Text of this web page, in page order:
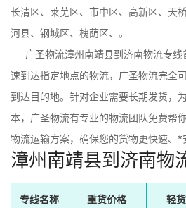
长清区、莱芜区、市中区、高新区、天
河县、钢城区、槐荫区、。
广圣物流漳州南靖县到济南物流专线
速到达指定地点的物流，广圣物流完全
到达目的地。针对企业需要长期发货，
本，广圣物流有专业的物流团队免费帮
物流运输方案，确保您的货物更快速、*
漳州南靖县到济南物
专线名称 重货价格 轻